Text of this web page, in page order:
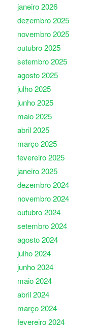
janeiro 2026
dezembro 2025
novembro 2025
outubro 2025
setembro 2025
agosto 2025
julho 2025
junho 2025
maio 2025
abril 2025
março 2025
fevereiro 2025
janeiro 2025
dezembro 2024
novembro 2024
outubro 2024
setembro 2024
agosto 2024
julho 2024
junho 2024
maio 2024
abril 2024
março 2024
fevereiro 2024